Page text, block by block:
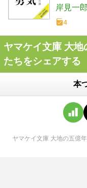
岸見一郎
4
ヤマケイ文庫 大
たちをシェアする
本
ヤマケイ文庫 大地の五億